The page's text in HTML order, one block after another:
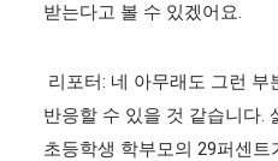
받는다고 볼 수 있겠어요.
리포터: 네 아무래도 그런 부
반응할 수 있을 것 같습니다.
초등학생 학부모의 29퍼센